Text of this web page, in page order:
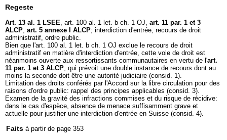
Regeste
Art. 13 al. 1 LSEE, art. 100 al. 1 let. b ch. 1 OJ, art. 11 par. 1 et 3
ALCP, art. 5 annexe I ALCP; interdiction d'entrée, recours de droit
administratif, ordre public.
Bien que l'art. 100 al. 1 let. b ch. 1 OJ exclue le recours de droit
administratif en matière d'interdiction d'entrée, cette voie de droit est
néanmoins ouverte aux ressortissants communautaires en vertu de l'art.
11 par. 1 et 3 ALCP, qui prévoit une double instance de recours dont au
moins la seconde doit être une autorité judiciaire (consid. 1).
Limitation des droits conférés par l'Accord sur la libre circulation pour des
raisons d'ordre public: rappel des principes applicables (consid. 3).
Examen de la gravité des infractions commises et du risque de récidive:
dans le cas d'espèce, absence de menace suffisamment grave et
actuelle pour justifier une interdiction d'entrée en Suisse (consid. 4).
Faits à partir de page 353